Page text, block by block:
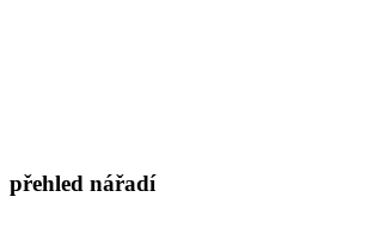
přehled nářadí